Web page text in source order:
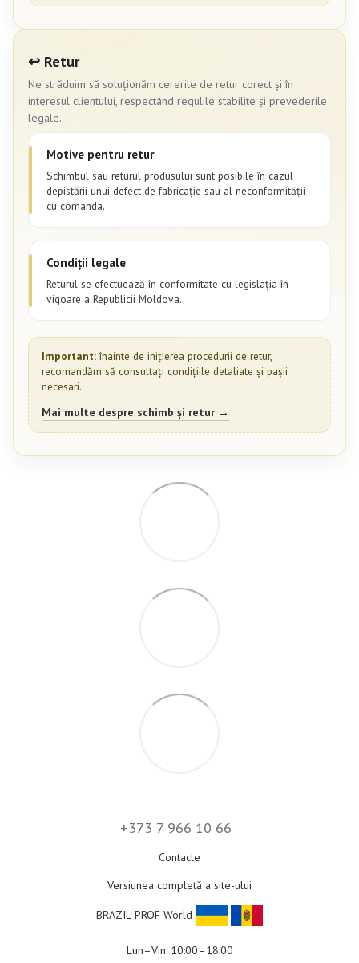
↩️ Retur
Ne străduim să soluționăm cererile de retur corect și în
interesul clientului, respectând regulile stabilite și prevederile
legale.
Motive pentru retur
Schimbul sau returul produsului sunt posibile în cazul
depistării unui defect de fabricație sau al neconformității
cu comanda.
Condiții legale
Returul se efectuează în conformitate cu legislația în
vigoare a Republicii Moldova.
Important:înainte de inițierea procedurii de retur,
recomandăm să consultați condițiile detaliate și pașii
necesari.
Mai multe despre schimb și retur →
+373 7 966 10 66
Contacte
Versiunea completă a site-ului
BRAZIL-PROF World
Lun–Vin: 10:00–18:00